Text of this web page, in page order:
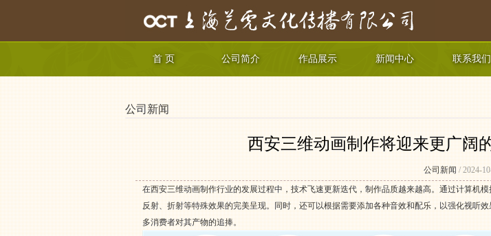
首 页 公司简介 作品展示 新闻中心 联系我们
公司新闻
西安三维动画制作将迎来更广阔
公司新闻/ 2024-
在西安三维动画制作行业的发展过程中，技术飞速更新迭代，制作品质越来越高。通过计算机
反射、折射等特殊效果的完美呈现。同时，还可以根据需要添加各种音效和配乐，以强化视听
多消费者对其产物的追捧。